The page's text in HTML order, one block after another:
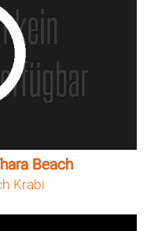
Beach
Krabi